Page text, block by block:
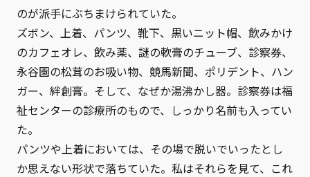
のが派手にぶちまけられていた。
ズボン、上着、パンツ、靴下、黒いニット帽、飲みかけ
のカフェオレ、飲み薬、謎の軟膏のチューブ、診察券、
永谷園の松茸のお吸い物、競馬新聞、ポリデント、ハン
ガー、絆創膏。そして、なぜか湯沸かし器。診察券は福
祉センターの診療所のもので、しっかり名前も入ってい
た。
パンツや上着においては、その場で脱いでいったとし
か思えない形状で落ちていた。私はそれらを見て、これ